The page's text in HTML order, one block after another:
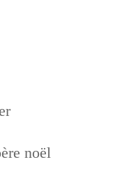
noël